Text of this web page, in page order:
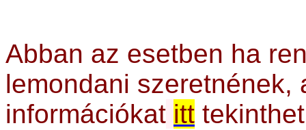
Abban az esetben ha
lemondani szeretnének,
információkat itt